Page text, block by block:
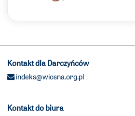
Kontakt dla Darczyńców
indeks@wiosna.org.pl
Kontakt do biura